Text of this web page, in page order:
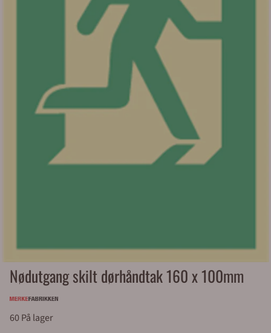
Nødutgang skilt dørhåndtak 160 x 100mm
60 På lager